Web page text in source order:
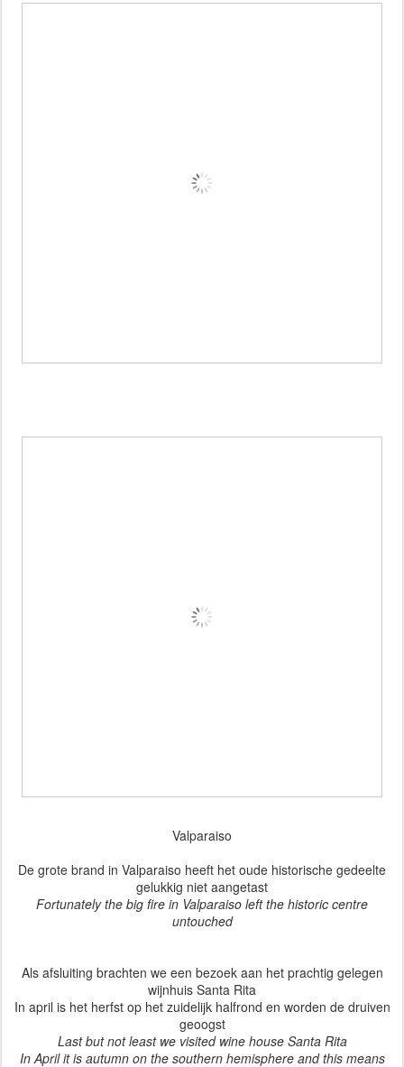
Valparaiso
De grote brand in Valparaiso heeft het oude historische gedeelte
gelukkig niet aangetast
Fortunately the big fire in Valparaiso left the historic centre
untouched
Als afsluiting brachten we een bezoek aan het prachtig gelegen
wijnhuis Santa Rita
In april is het herfst op het zuidelijk halfrond en worden de druiven
geoogst
Last but not least we visited wine house Santa Rita
In April it is autumn on the southern hemisphere and this means